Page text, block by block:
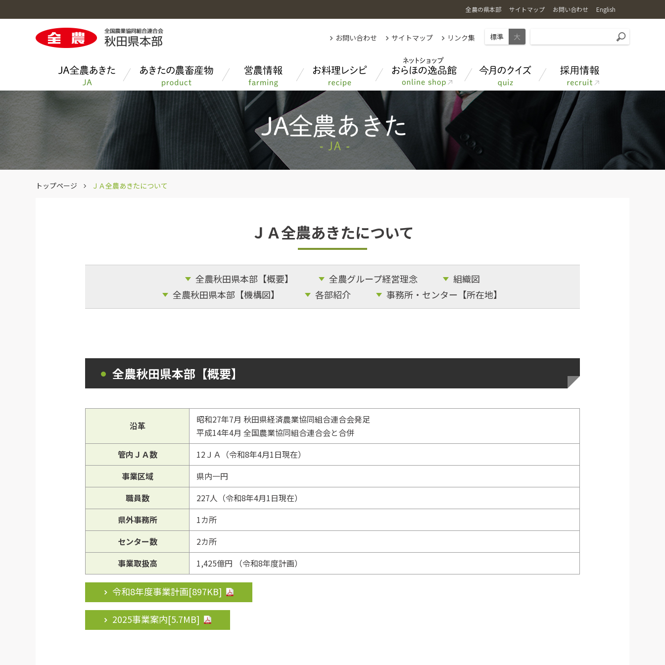
全農の県本部 サイトマップ お問い合わせ English
お問い合わせ サイトマップ リンク集 標準 大
ＪＡ全農あきたのトップへ 各部紹介
あきたの農畜産物のトップへ 秋田県農業について あきたのお米
もっと知りたい！あきたのお米
お料理レシピのトップへ
今月のクイズ 先月のクイズの答え クイズ応募フォーム
トップページ ＪＡ全農あきたについて
ＪＡ全農あきたについて
全農秋田県本部【概要】 全農グループ経営理念
組織図
全農秋田県本部【機構図】
各部紹介 事務所・センター【所在地】
全農秋田県本部【概要】
沿革
昭和27年7月 秋田県経済農業協同組合連合会発足
平成14年4月 全国農業協同組合連合会と合併
管内ＪＡ数
12ＪＡ（令和8年4月1日現在）
事業区域
県内一円
職員数
227人（令和8年4月1日現在）
県外事務所
1カ所
センター数
2カ所
事業取扱高
1,425億円 （令和8年度計画）
令和8年度事業計画[897KB]
2025事業案内[5.7MB]